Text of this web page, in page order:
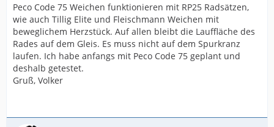
Peco Code 75 Weichen funktionieren mit RP25 Radsätzen,
wie auch Tillig Elite und Fleischmann Weichen mit
beweglichem Herzstück. Auf allen bleibt die Lauffläche des
Rades auf dem Gleis. Es muss nicht auf dem Spurkranz
laufen. Ich habe anfangs mit Peco Code 75 geplant und
deshalb getestet.
Gruß, Volker